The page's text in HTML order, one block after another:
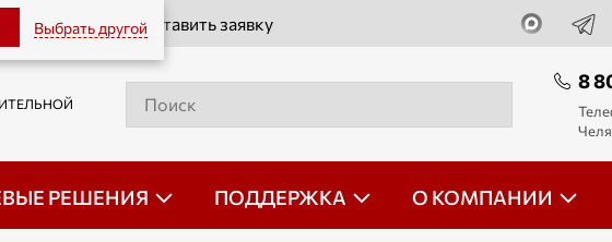
Выбрать другойОставить заявку
8
РЕШЕНИЯ ПОДДЕРЖКА О КОМПАНИИ